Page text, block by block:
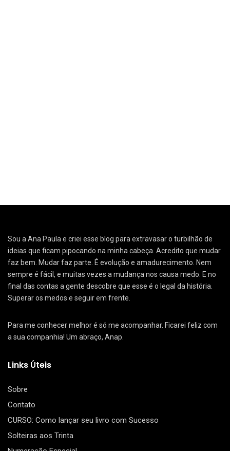
Sou a Ana Paula e criei esse blog para extravasar o turbilhão de
ideias que ficam pipocando na minha cabeça. Acredito que mudar
faz bem. Mudar faz parte. É evolução e amadurecimento. Nem
sempre é fácil, e muitas vezes a mudança nos causa medo. E no
final das contas a gente descobre que esse é o legal da história.
Superar os medos e seguir em frente.
Para me conhecer melhor é só me acompanhar. Ficarei feliz com
a sua companhia! Um abraço, Anap.
Links Úteis
Sobre
Contato
CURSO: Como lançar seu livro com Sucesso
Solteiras aos Trinta